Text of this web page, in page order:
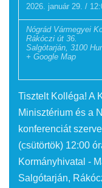
2026. január 29. /
Nógrád Vármegyei
Rákóczi út 36.
Salgótarján 3100
+ Google Map
Tisztelt Kolléga! A
Minisztérium és a
konferenciát
(csütörtök) 12:00
Kormányhivatal -
Salgótarján,